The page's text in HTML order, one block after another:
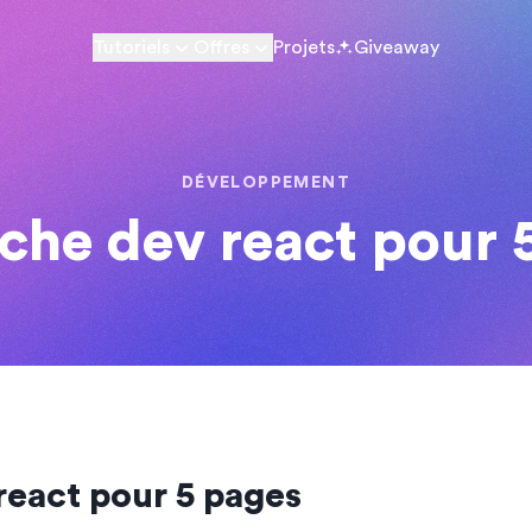
Projets Giveaway
DÉVELOPPEMENT
dev react pour
pour 5 pages